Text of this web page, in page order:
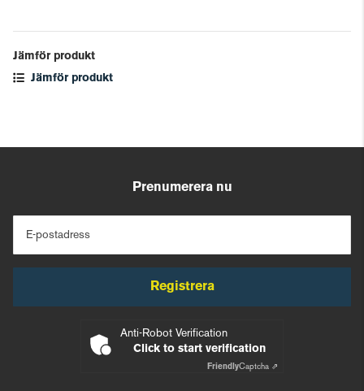
Jämför produkt
Jämför produkt
Prenumerera nu
E-postadress
Registrera
Anti-Robot Verification
Click to start verification
FriendlyCaptcha ⇗